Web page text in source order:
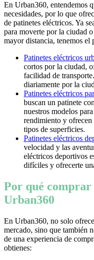
En Urban360, entendemos
necesidades, por lo que
de patinetes eléctricos. Ya
para moverte por la ciudad
mayor distancia, tenemos el
Patinetes eléctricos
cortos por la ciudad,
facilidad de
diariamente por la
Patinetes eléctricos
buscan un patinete
nuestros modelos
rendimiento y ofrecen
tipos de superficies.
Patinetes eléctricos
velocidad y las
eléctricos deportivos
difíciles y ofrecerte
Por qué
Urban360
En Urban360, no solo
mercado, sino que también
de una experiencia de
obtienes: